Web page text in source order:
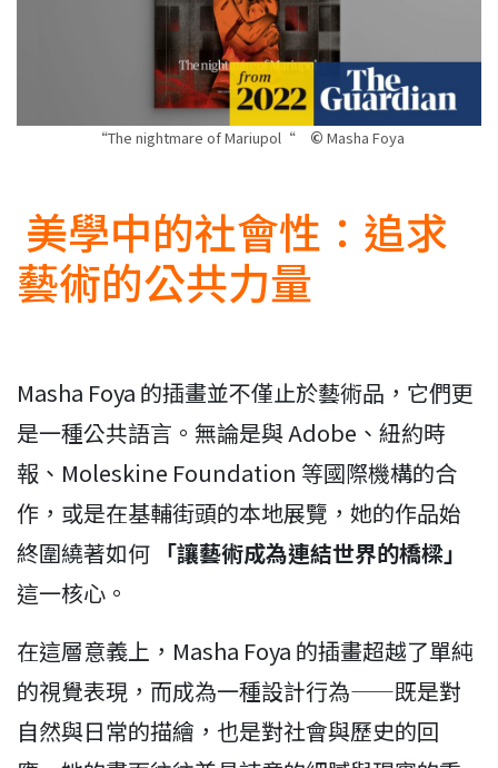
“The nightmare of Mariupol“ © Masha Foya
美學中的社會性：追求
藝術的公共力量
Masha Foya 的插畫並不僅止於藝術品，它們更
是一種公共語言。無論是與 Adobe、紐約時
報、Moleskine Foundation 等國際機構的合
作，或是在基輔街頭的本地展覽，她的作品始
終圍繞著如何 「讓藝術成為連結世界的橋樑」
這一核心。
在這層意義上，Masha Foya 的插畫超越了單純
的視覺表現，而成為一種設計行為——既是對
自然與日常的描繪，也是對社會與歷史的回